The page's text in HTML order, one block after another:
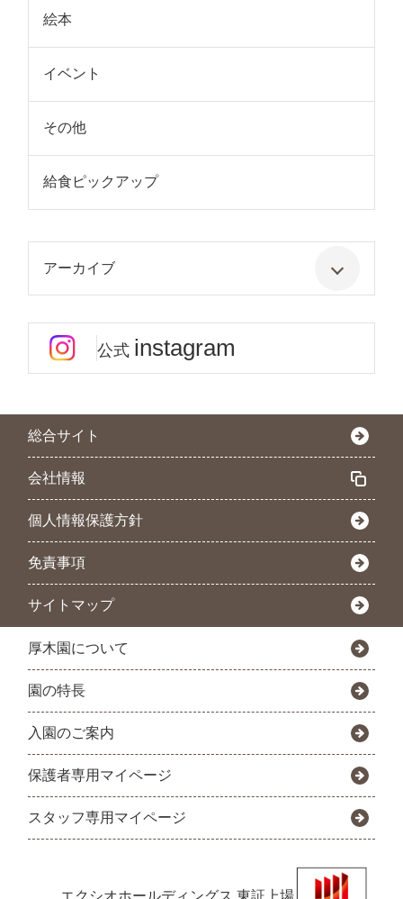
絵本
イベント
その他
給食ピックアップ
アーカイブ
公式 instagram
総合サイト
会社情報
個人情報保護方針
免責事項
サイトマップ
厚木園について
園の特長
入園のご案内
保護者専用マイページ
スタッフ専用マイページ